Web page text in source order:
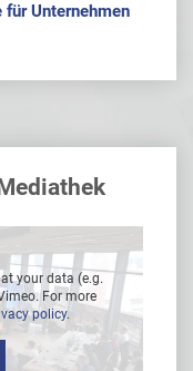
Unternehmen
your data (e.g.
For more
policy.